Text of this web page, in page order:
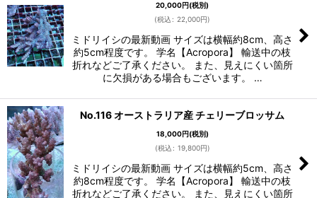
20,000円(税別)
(税込 : 22,000円)
ミドリイシの最新動画 サイズは横幅約8cm、高さ
約5cm程度です。 学名【Acropora】 輸送中の枝
折れなどご了承ください。 また、見えにくい箇所
に欠損がある場合もございます。 …
No.116 オーストラリア産 チェリーブロッサム
18,000円(税別)
(税込 : 19,800円)
ミドリイシの最新動画 サイズは横幅約5cm、高さ
約8cm程度です。 学名【Acropora】 輸送中の枝
折れなどご了承ください。 また、見えにくい箇所